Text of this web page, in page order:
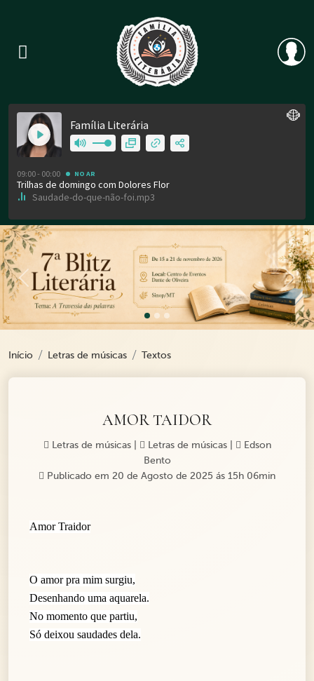
Previous
Início Letras de músicas Textos
AMOR TAIDOR
Letras de músicas| Letras de músicas|
Edson
Bento
Publicado em 20 de Agosto de 2025 ás 15h 06min
Amor Traidor
O amor pra mim surgiu,
Desenhando uma aquarela.
No momento que partiu,
Só deixou saudades dela.